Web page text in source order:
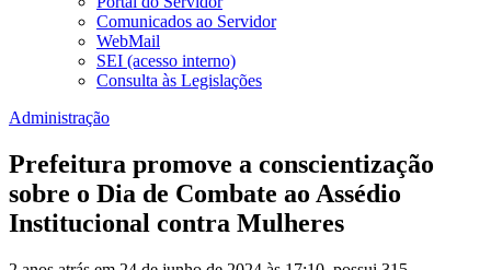
Comunicados ao Servidor
WebMail
SEI (acesso interno)
Consulta às Legislações
Administração
Prefeitura promove a conscientização
sobre o Dia de Combate ao Assédio
Institucional contra Mulheres